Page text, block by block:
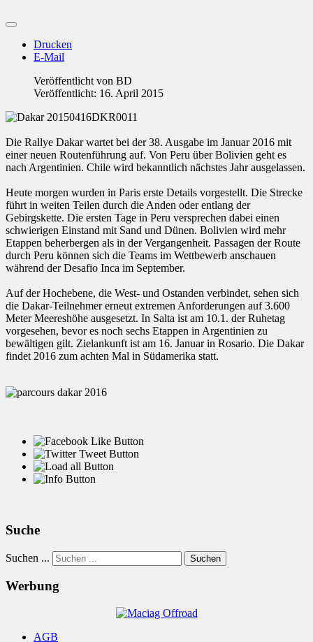
Drucken
E-Mail
Veröffentlicht von BD
Veröffentlicht: 16. April 2015
Die Rallye Dakar wartet bei der 38. Ausgabe im Januar 2016 mit
einer neuen Routenführung auf. Von Peru über Bolivien geht es
nach Argentinien. Chile wird bekanntlich nächstes Jahr ausgelassen.
Heute morgen wurden in Paris erste Details vorgestellt. Die Strecke
führt in weiten Teilen durch die Anden oder entlang der
Gebirgskette. Die ersten Tage in Peru versprechen dabei einen
schwierigen Einstand mit Sand und Dünen. Bolivien wird mehr
Etappen beherbergen als in der Vergangenheit. Passagen der Route
durch Peru können sich die Teams im Wettbewerb anschauen
während der Desafio Inca im September.
Auf der Hochebene, die West- und Ostanden verbindet, sehen sich
die Dakar-Teilnehmer erneut extremen Anforderungen auf 3.600
Meter Meereshöhe ausgesetzt. In Salta ist am 10.1. der Ruhetag
vorgesehen, bevor es noch sechs Etappen in Argentinien zu
bewältigen gilt. Zielankunft ist am 16. Januar in Rosario. Die Dakar
findet 2016 zum achten Mal in Südamerika statt.
Suche
Suchen ... Suchen
Werbung
AGB